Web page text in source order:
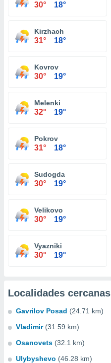
30° 18°
Kirzhach
31° 18°
Kovrov
30° 19°
Melenki
32° 19°
Pokrov
31° 18°
Sudogda
30° 19°
Velikovo
30° 19°
Vyazniki
30° 19°
Localidades cercanas
Gavrilov Posad (24.71 km)
Vladimir (31.59 km)
Osanovets (32.1 km)
Ulybyshevo (46.28 km)